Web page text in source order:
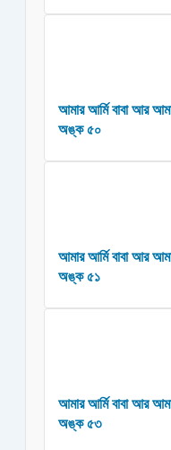
আমার আর্মি বাবা আর
অঙ্ক ৫০
আমার আর্মি বাবা আর
অঙ্ক ৫১
আমার আর্মি বাবা আর
অঙ্ক ৫৩